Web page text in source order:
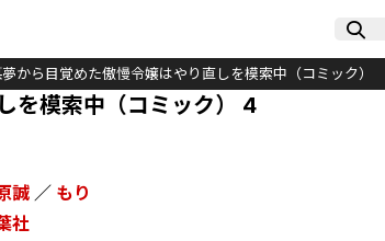
から目覚めた傲慢令嬢はやり直しを模索中（コミック）
を模索中（コミック） 4
誠 ／ もり
社